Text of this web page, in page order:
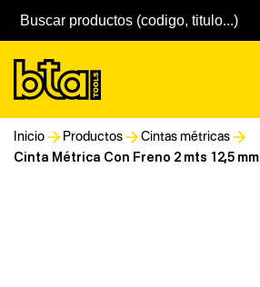
Inicio Productos Cintas métricas
Cinta Métrica Con Freno 2 mts 12,5 mm